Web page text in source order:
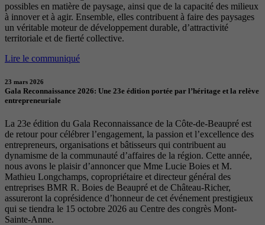
possibles en matière de paysage, ainsi que de la capacité des milieux
à innover et à agir. Ensemble, elles contribuent à faire des paysages
un véritable moteur de développement durable, d’attractivité
territoriale et de fierté collective.
Lire le communiqué
23 mars 2026
Gala Reconnaissance 2026: Une 23e édition portée par l’héritage et la relève
entrepreneuriale
La 23e édition du Gala Reconnaissance de la Côte-de-Beaupré est
de retour pour célébrer l’engagement, la passion et l’excellence des
entrepreneurs, organisations et bâtisseurs qui contribuent au
dynamisme de la communauté d’affaires de la région. Cette année,
nous avons le plaisir d’annoncer que Mme Lucie Boies et M.
Mathieu Longchamps, copropriétaire et directeur général des
entreprises BMR R. Boies de Beaupré et de Château-Richer,
assureront la coprésidence d’honneur de cet événement prestigieux
qui se tiendra le 15 octobre 2026 au Centre des congrès Mont-
Sainte-Anne.